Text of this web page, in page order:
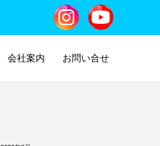
会社案内 お問い合せ